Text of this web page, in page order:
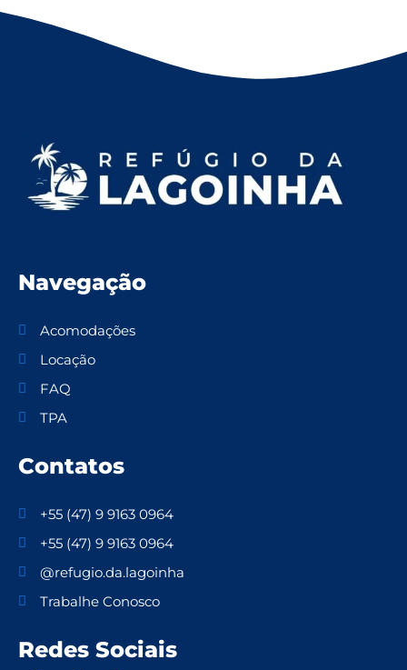
Navegação
Acomodações
Locação
FAQ
TPA
Contatos
+55 (47) 9 9163 0964
+55 (47) 9 9163 0964
@refugio.da.lagoinha
Trabalhe Conosco
Redes Sociais